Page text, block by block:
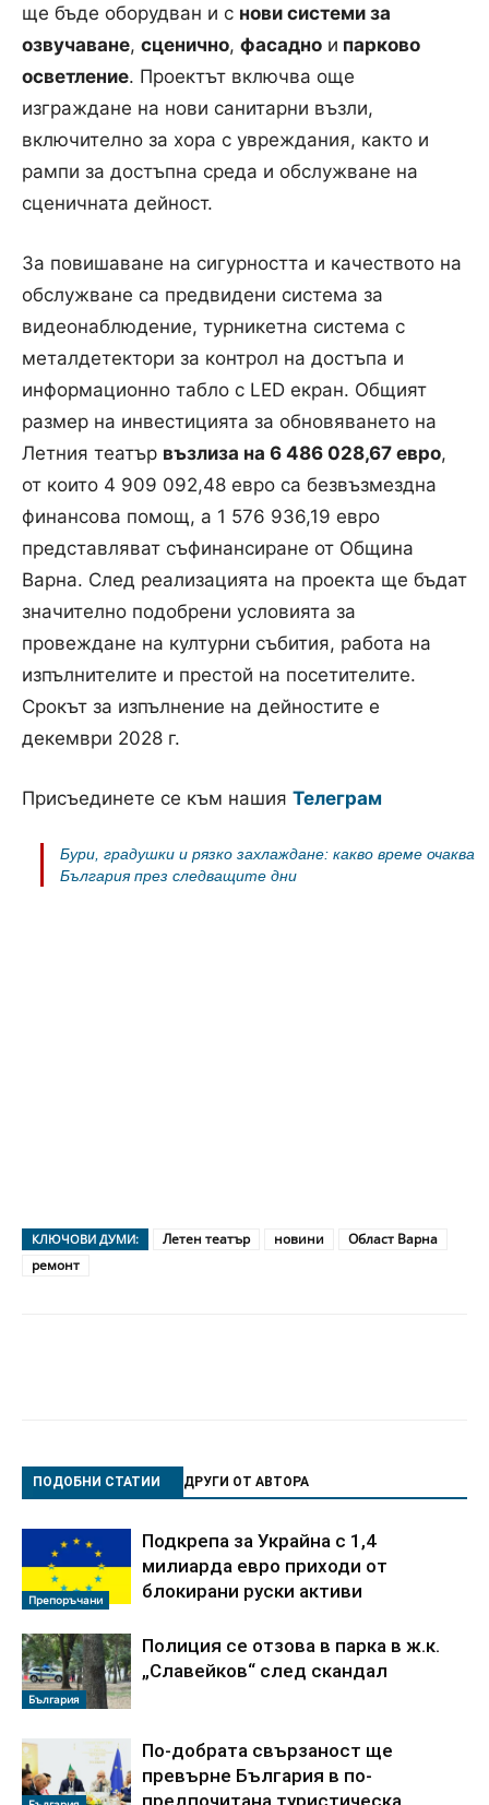
ще бъде оборудван и с нови системи за
озвучаване, сценично, фасадно и парково
осветление. Проектът включва още
изграждане на нови санитарни възли,
включително за хора с увреждания, както и
рампи за достъпна среда и обслужване на
сценичната дейност.
За повишаване на сигурността и качеството на
обслужване са предвидени система за
видеонаблюдение, турникетна система с
металдетектори за контрол на достъпа и
информационно табло с LED екран. Общият
размер на инвестицията за обновяването на
Летния театър възлиза на 6 486 028,67 евро,
от които 4 909 092,48 евро са безвъзмездна
финансова помощ, а 1 576 936,19 евро
представляват съфинансиране от Община
Варна. След реализацията на проекта ще бъдат
значително подобрени условията за
провеждане на културни събития, работа на
изпълнителите и престой на посетителите.
Срокът за изпълнение на дейностите е
декември 2028 г.
Присъединете се към нашия Телеграм
Бури, градушки и рязко захлаждане: какво време очаква
България през следващите дни
КЛЮЧОВИ ДУМИ: Летен театър новини
Област Варна
ремонт
ПОДОБНИ СТАТИИ ДРУГИ ОТ АВТОРА
Препоръчани
Подкрепа за Украйна с 1,4
милиарда евро приходи от
блокирани руски активи
България
Полиция се отзова в парка в ж.к.
„Славейков“ след скандал
По‑добрата свързаност ще
превърне България в по-
предпочитана туристическа